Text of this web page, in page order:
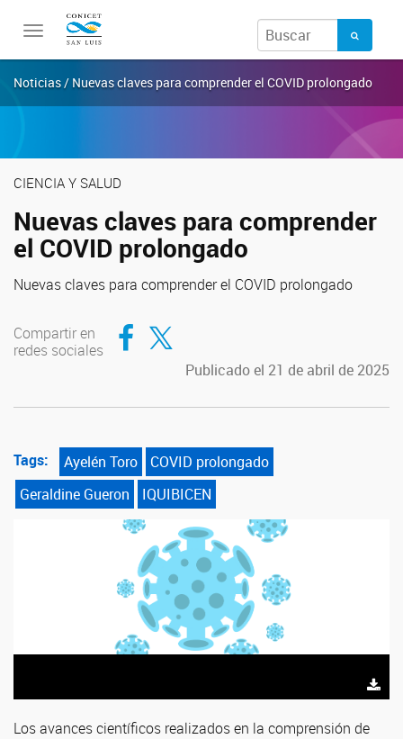
Toggle
Noticias / Nuevas claves para comprender el COVID prolongado
CIENCIA Y SALUD
Nuevas claves para comprender
el COVID prolongado
Nuevas claves para comprender el COVID prolongado
Compartir en
redes sociales
Compartir en Facebook
Compartir en Twitter
Publicado el 21 de abril de 2025
Tags: Ayelén Toro
COVID prolongado
Geraldine Gueron
IQUIBICEN
Los avances científicos realizados en la comprensión de